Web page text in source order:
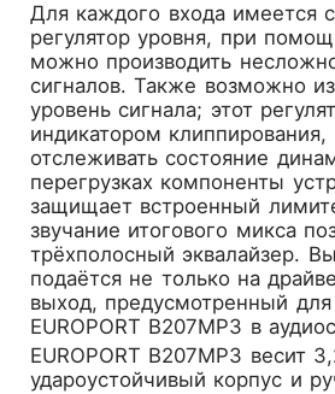
Для каждого входа имеется
регулятор уровня, при
можно производить
сигналов. Также возможно
уровень сигнала; этот
индикатором
отслеживать состояние
перегрузках компоненты
защищает встроенный
звучание итогового микса
трёхполосный эквалайзер.
подаётся не только на
выход, предусмотренный для
EUROPORT B207MP3 в
EUROPORT B207MP3 весит
удароустойчивый корпус и